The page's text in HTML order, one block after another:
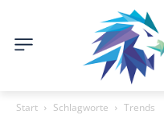
Start Schlagworte Trends